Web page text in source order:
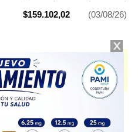
$159.102,02 (03/08/26)
metotrexato
y se indica como
y cuenta con 2 presentaciones